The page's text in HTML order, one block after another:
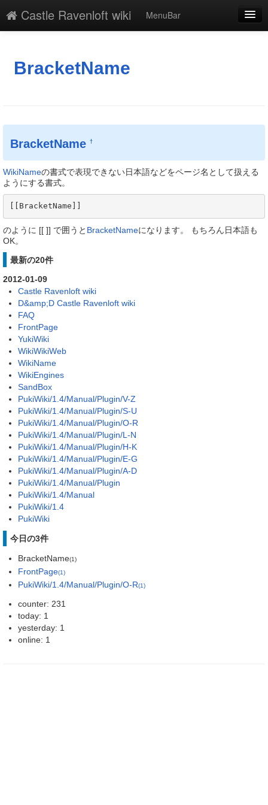
Castle Ravenloft wiki
MenuBar
添付
一覧
単語検索
BracketName
BracketName †
WikiNameの書式で表現できない日本語などをページ名として扱える
ようにする書式。
[[BracketName]]
のように [[ ]] で囲うと BracketNameになります。 もちろん日本語も
OK。
最新の20件
2012-01-09
Castle Ravenloft wiki
D&amp;D Castle Ravenloft wiki
FAQ
FrontPage
YukiWiki
WikiWikiWeb
WikiName
WikiEngines
SandBox
PukiWiki/1.4/Manual/Plugin/V-Z
PukiWiki/1.4/Manual/Plugin/S-U
PukiWiki/1.4/Manual/Plugin/O-R
PukiWiki/1.4/Manual/Plugin/L-N
PukiWiki/1.4/Manual/Plugin/H-K
PukiWiki/1.4/Manual/Plugin/E-G
PukiWiki/1.4/Manual/Plugin/A-D
PukiWiki/1.4/Manual/Plugin
PukiWiki/1.4/Manual
PukiWiki/1.4
PukiWiki
今日の3件
BracketName(1)
FrontPage(1)
PukiWiki/1.4/Manual/Plugin/O-R(1)
counter: 231
today: 1
yesterday: 1
online: 1